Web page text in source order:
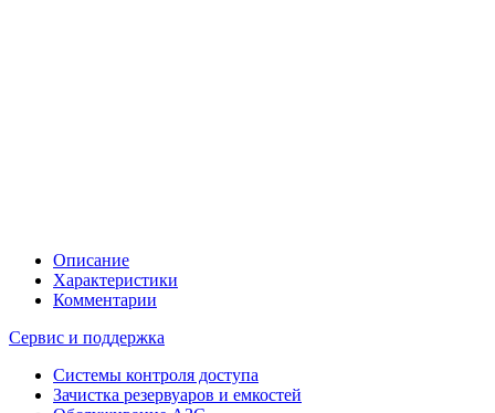
Описание
Характеристики
Комментарии
Сервис и поддержка
Системы контроля доступа
Зачистка резервуаров и емкостей